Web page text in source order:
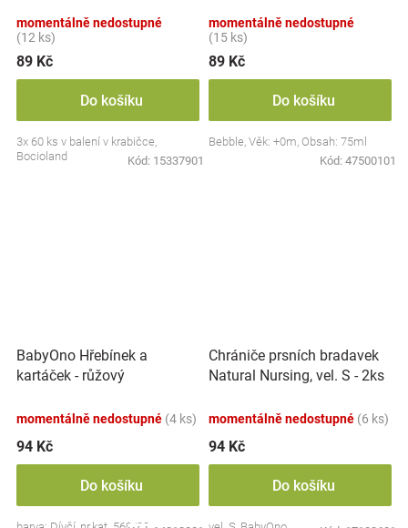
momentálně nedostupné
(12 ks)
89 Kč
Do košíku
3x 60 ks v balení v krabičce,
Bocioland
Kód: 15337901
momentálně nedostupné
(15 ks)
89 Kč
Do košíku
Bebble, Věk: +0m, Obsah: 75ml
Kód: 47500101
BabyOno Hřebínek a
kartáček - růžový
momentálně nedostupné (4 ks)
94 Kč
Do košíku
Chrániče prsních bradavek
Natural Nursing, vel. S - 2ks
momentálně nedostupné (6 ks)
94 Kč
Do košíku